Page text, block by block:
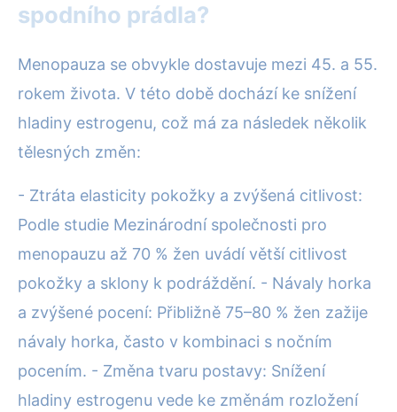
spodního prádla?
Menopauza se obvykle dostavuje mezi 45. a 55.
rokem života. V této době dochází ke snížení
hladiny estrogenu, což má za následek několik
tělesných změn:
- Ztráta elasticity pokožky a zvýšená citlivost:
Podle studie Mezinárodní společnosti pro
menopauzu až 70 % žen uvádí větší citlivost
pokožky a sklony k podráždění. - Návaly horka
a zvýšené pocení: Přibližně 75–80 % žen zažije
návaly horka, často v kombinaci s nočním
pocením. - Změna tvaru postavy: Snížení
hladiny estrogenu vede ke změnám rozložení